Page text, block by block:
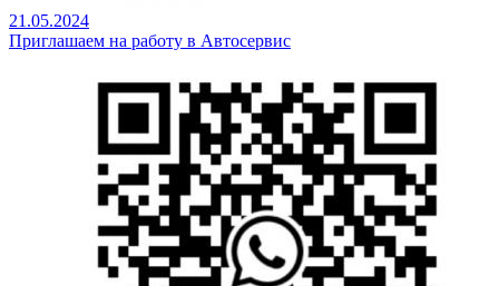
21.05.2024
Приглашаем на работу в Автосервис